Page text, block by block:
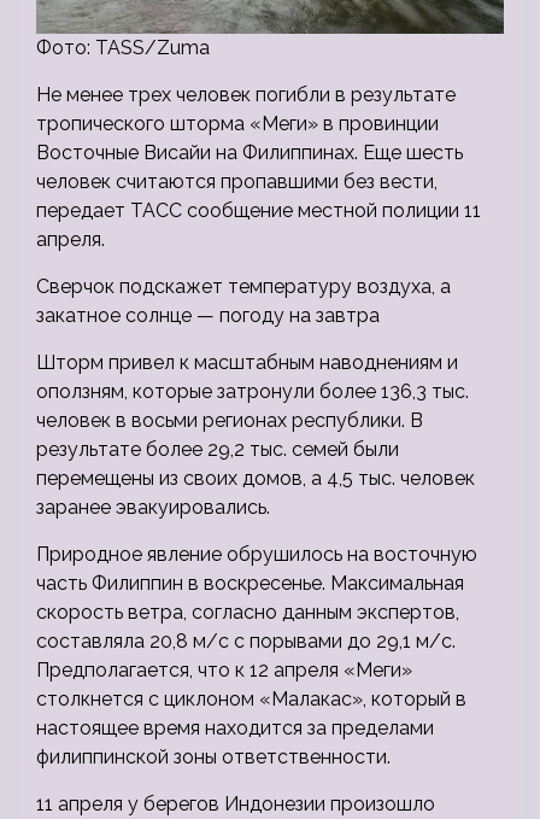
Фото: TASS/Zuma
Не менее трех человек погибли в результате
тропического шторма «Меги» в провинции
Восточные Висайи на Филиппинах. Еще шесть
человек считаются пропавшими без вести,
передает ТАСС сообщение местной полиции 11
апреля.
Сверчок подскажет температуру воздуха, а
закатное солнце — погоду на завтра
Шторм привел к масштабным наводнениям и
оползням, которые затронули более 136,3 тыс.
человек в восьми регионах республики. В
результате более 29,2 тыс. семей были
перемещены из своих домов, а 4,5 тыс. человек
заранее эвакуировались.
Природное явление обрушилось на восточную
часть Филиппин в воскресенье. Максимальная
скорость ветра, согласно данным экспертов,
составляла 20,8 м/с с порывами до 29,1 м/с.
Предполагается, что к 12 апреля «Меги»
столкнется с циклоном «Малакас», который в
настоящее время находится за пределами
филиппинской зоны ответственности.
11 апреля у берегов Индонезии произошло